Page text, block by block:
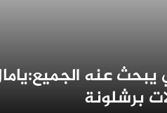
يبحث عنه
برشلونة